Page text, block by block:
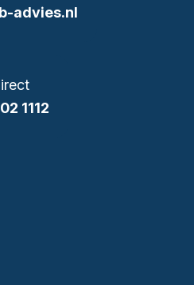
advies.nl
1112